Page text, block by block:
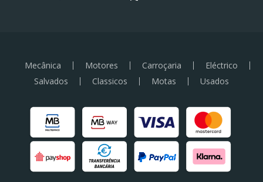
Mecânica Motores Carroçaria
Eléctrico
Salvados
Classicos Motas Usados